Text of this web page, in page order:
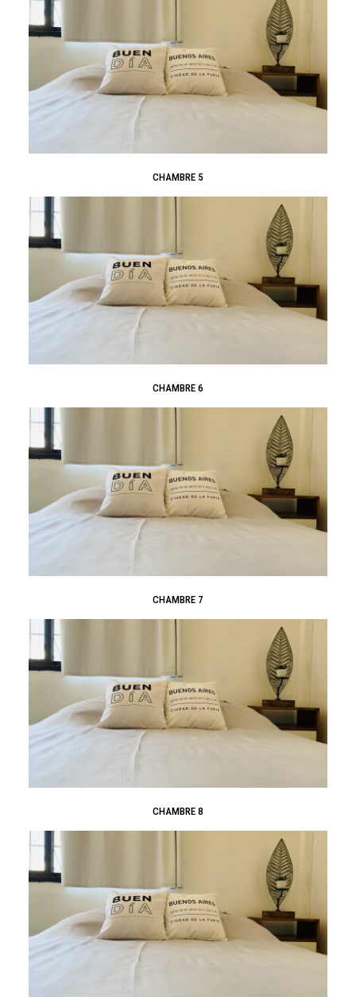
CHAMBRE 5
CHAMBRE 6
CHAMBRE 7
CHAMBRE 8